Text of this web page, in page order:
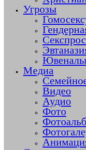
Угрозы
Медиа
Видео
Аудио
Фото